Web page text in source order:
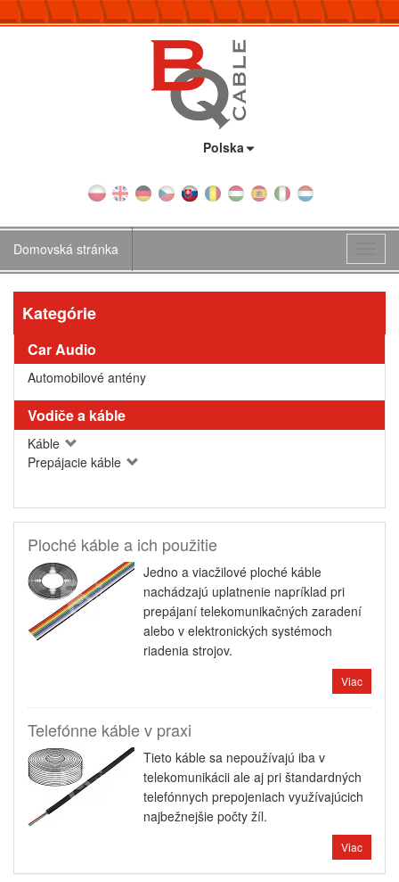
Polska
Domovská stránka
Kategórie
Car Audio
Automobilové antény
Vodiče a káble
Káble
Prepájacie káble
Ploché káble a ich použitie
Jedno a viacžilové ploché káble
nachádzajú uplatnenie napríklad pri
prepájaní telekomunikačných zaradení
alebo v elektronických systémoch
riadenia strojov.
Viac
Telefónne káble v praxi
Tieto káble sa nepoužívajú iba v
telekomunikácii ale aj pri štandardných
telefónnych prepojeniach využívajúcich
najbežnejšie počty žíl.
Viac